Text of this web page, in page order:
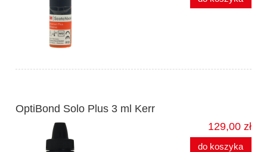
OptiBond Solo Plus 3 ml Kerr
129,00 zł
do koszyka